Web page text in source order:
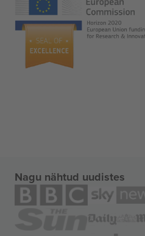
Nagu nähtud uudistes